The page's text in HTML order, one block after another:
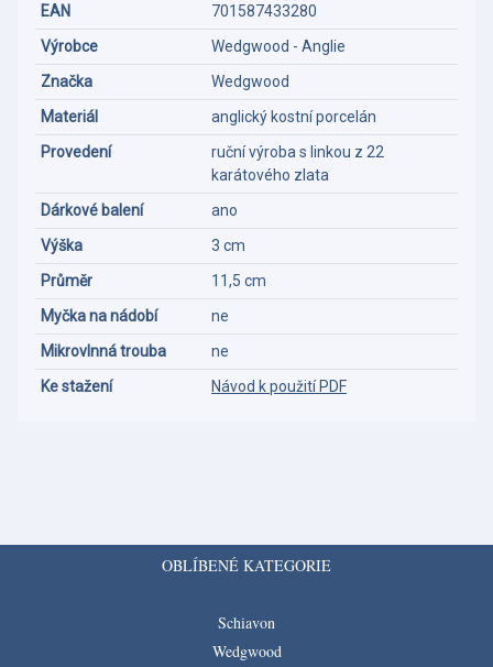
EAN
701587433280
Výrobce
Wedgwood - Anglie
Značka
Wedgwood
Materiál
anglický kostní porcelán
Provedení
ruční výroba s linkou z 22
karátového zlata
Dárkové balení
ano
Výška
3 cm
Průměr
11,5 cm
Myčka na nádobí
ne
Mikrovlnná trouba
ne
Ke stažení
Návod k použití PDF
OBLÍBENÉ KATEGORIE
Schiavon
Wedgwood